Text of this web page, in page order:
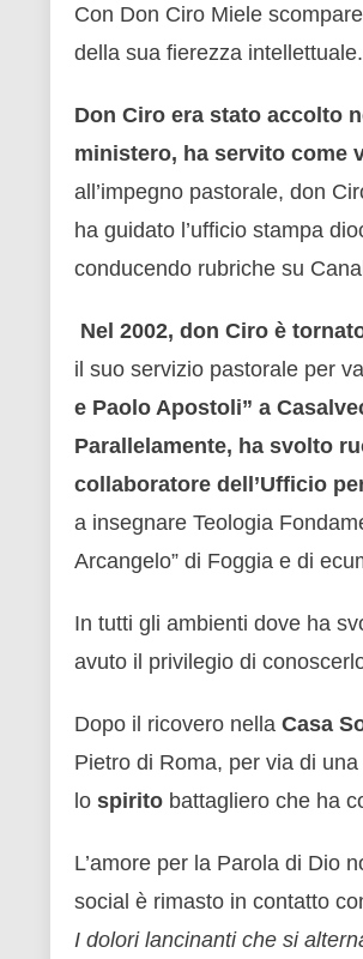
Con Don Ciro Miele
della sua fierezza intellettuale.
Don Ciro era stato accolto
ministero, ha servito come
all’impegno pastorale, don
ha guidato l’ufficio stampa
conducendo rubriche su
Nel 2002, don Ciro è
il suo servizio pastorale per
e Paolo Apostoli” a
Parallelamente, ha svolto
collaboratore dell’Ufficio
a insegnare Teologia
Arcangelo” di Foggia e di
In tutti gli ambienti dove ha
avuto il privilegio di
Dopo il ricovero nella Casa
Pietro di Roma, per via di
lo spirito battagliero che ha
L’amore per la Parola di Dio
social è rimasto in contatto
I dolori lancinanti che si